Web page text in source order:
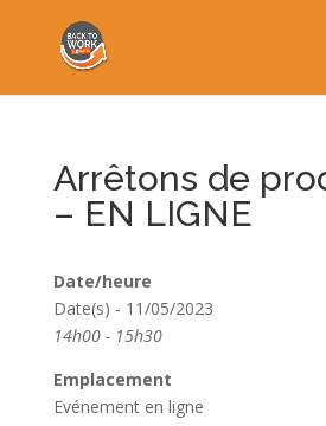
Arrêtons de
– EN LIGNE
Date/heure
Date(s) - 11/05/2023
14h00 - 15h30
Emplacement
Evénement en ligne